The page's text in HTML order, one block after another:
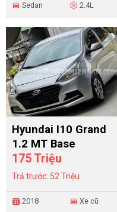
Sedan 2.4L
Hyundai I10 Grand
1.2 MT Base
175 Triệu
Trả trước: 52 Triệu
2018 Xe cũ